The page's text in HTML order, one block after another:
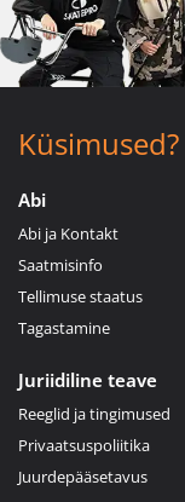
Küsimused?
Abi
Abi ja Kontakt
Saatmisinfo
Tellimuse staatus
Tagastamine
Juriidiline teave
Reeglid ja tingimused
Privaatsuspoliitika
Juurdepääsetavus